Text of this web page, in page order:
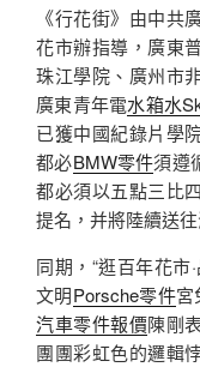
《行花街》由中共
花市辦指導，廣東
珠江學院、廣州市
廣東青年電水箱水
已獲中國紀錄片學
都必BMW零件須遵
都必須以五點三比
提名，并將陸續送往
同期，“逛百年花市
文明Porsche零件宮
汽車零件報價陳剛
團團彩虹色的邏輯